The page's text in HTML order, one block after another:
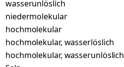
wasserunlöslich
niedermolekular
hochmolekular
hochmolekular, wasserlöslich
hochmolekular, wasserunlöslich